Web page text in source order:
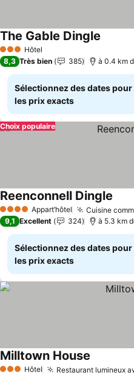
3 ÉtoilesHôtel
The Gable Dingle
8,3 Très bien 385 à 0.4 km
Sélectionnez des dates
les prix exacts
Choix populaire
4 Étoiles Appart’hôtel Cuisine
Reenconnell Dingle
9,1 Excellent 324 à 5.3 km
Sélectionnez des dates
les prix exacts
3 ÉtoilesHôtel Restaurant lumineux
Milltown House